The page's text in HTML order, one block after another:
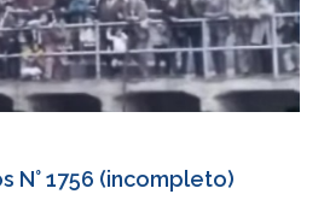
N° 1756 (incompleto)